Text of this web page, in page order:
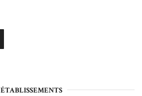
ÉTABLISSEMENTS